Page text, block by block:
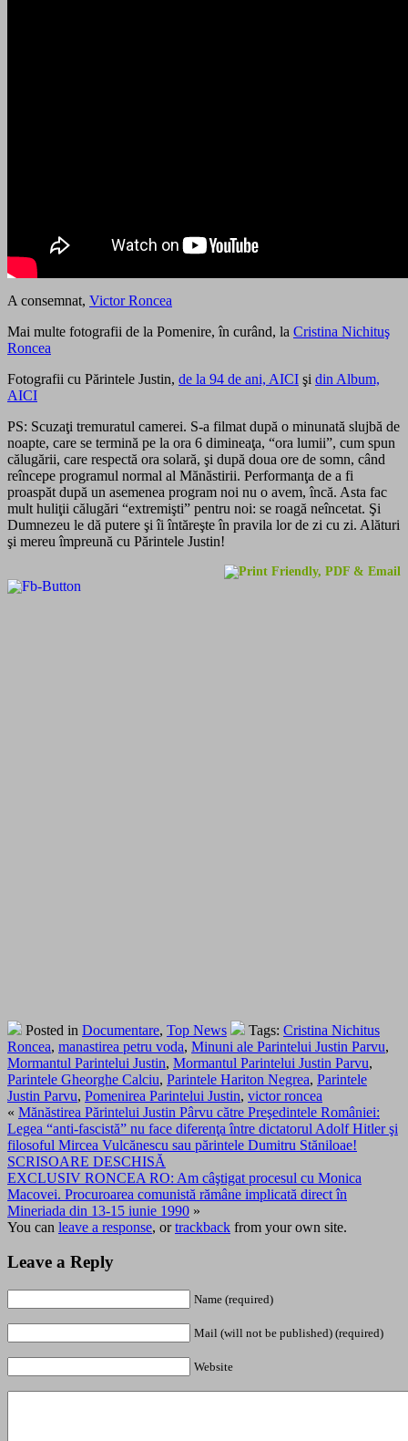
A consemnat, Victor Roncea
Mai multe fotografii de la Pomenire, în curând, la Cristina Nichituş
Roncea
Fotografii cu Părintele Justin, de la 94 de ani, AICI şi din Album,
AICI
PS: Scuzaţi tremuratul camerei. S-a filmat după o minunată slujbă de
noapte, care se termină pe la ora 6 dimineaţa, “ora lumii”, cum spun
călugării, care respectă ora solară, şi după doua ore de somn, când
reîncepe programul normal al Mănăstirii. Performanţa de a fi
proaspăt după un asemenea program noi nu o avem, încă. Asta fac
mult huliţii călugări “extremişti” pentru noi: se roagă neîncetat. Şi
Dumnezeu le dă putere şi îi întăreşte în pravila lor de zi cu zi. Alături
şi mereu împreună cu Părintele Justin!
Posted in Documentare, Top News Tags: Cristina Nichitus
Roncea, manastirea petru voda, Minuni ale Parintelui Justin Parvu,
Mormantul Parintelui Justin, Mormantul Parintelui Justin Parvu,
Parintele Gheorghe Calciu, Parintele Hariton Negrea, Parintele
Justin Parvu, Pomenirea Parintelui Justin, victor roncea
« Mănăstirea Părintelui Justin Pârvu către Preşedintele României:
Legea “anti-fascistă” nu face diferenţa între dictatorul Adolf Hitler şi
filosoful Mircea Vulcănescu sau părintele Dumitru Stăniloae!
SCRISOARE DESCHISĂ
EXCLUSIV RONCEA RO: Am câştigat procesul cu Monica
Macovei. Procuroarea comunistă rămâne implicată direct în
Mineriada din 13-15 iunie 1990 »
You can leave a response, ortrackback from your own site.
Leave a Reply
Name (required)
Mail (will not be published) (required)
Website